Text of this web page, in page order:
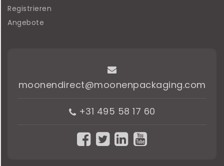
Registrieren
Angebote
moonendirect@moonenpackaging.com
+31 495 58 17 60